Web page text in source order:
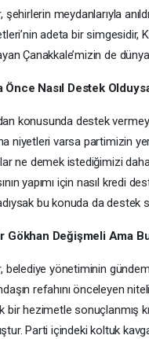
şehirlerin meydanlarıyla
adeta bir simgesidir,
Çanakkale’mizin de
Önce Nasıl Destek
konusunda destek
niyetleri varsa partimizin
ne demek istediğimizi
yapımı için nasıl kredi
bu konuda da destek
Gökhan Değişmeli Ama
belediye yönetiminin
refahını önceleyen
bir hezimetle sonuçlanmış
Parti içindeki koltuk